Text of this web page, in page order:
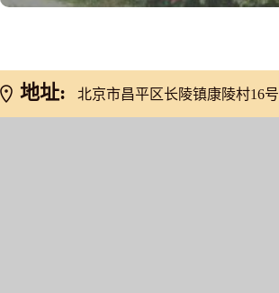
地址: 北京市昌平区长陵镇康陵村16号